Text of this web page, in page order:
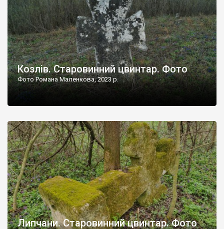
Козлів. Старовинний цвинтар. Фото
Фото Романа Маленкова, 2023 р.
Липчани. Старовинний цвинтар. Фото